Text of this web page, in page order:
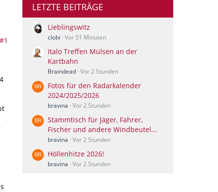
#1
LETZTE BEITRÄGE
Lieblingswitz
clobi Vor 51 Minuten
Italo Treffen Mülsen an der
Kartbahn
Braindead Vor 2 Stunden
Fotos für den Radarkalender
2024/2025/2026
bravina Vor 2 Stunden
Stammtisch für Jäger, Fahrer,
Fischer und andere Windbeutel...
bravina Vor 2 Stunden
Höllenhitze 2026!
bravina Vor 2 Stunden